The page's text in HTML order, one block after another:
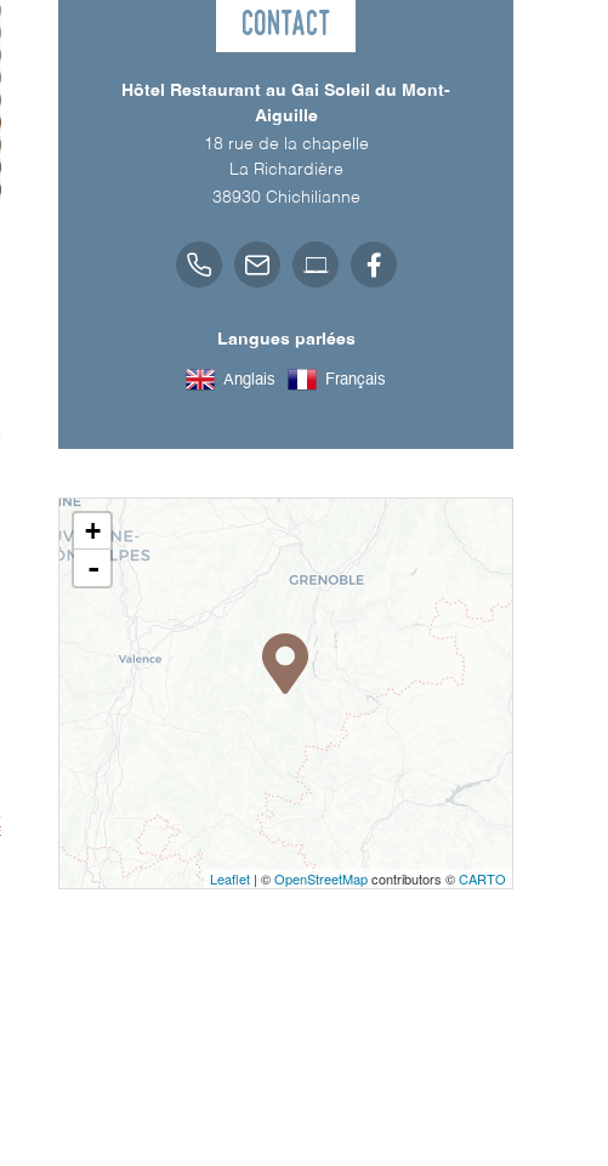
Contact
Hôtel Restaurant au Gai Soleil du Mont-
Aiguille
18 rue de la chapelle
La Richardière
38930 Chichilianne
Langues parlées
Anglais Français
+
-
Leaflet | ©OpenStreetMapcontributors ©CARTO